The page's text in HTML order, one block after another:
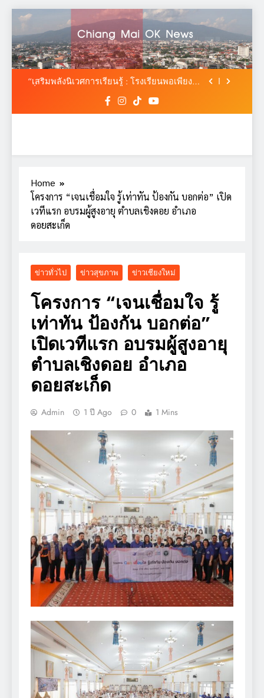
Skip
content
เชียงใหม่จัดอบรมการสร้างจิตสำนึกอนุรักษ์
ทรัพยากรธรรมชาติ เสริมองค์ความรู้–ฝึก
ปฏิบัติการเพาะชำกล้ายางนา ปลูกฝังเยาวชน
และประชาชนสู่การอนุรักษ์อย่างยั่งยืน
สมาพันธ์ SME ไทย ยื่น ‘สมุดปกน้ำเงิน’ ถึง
รัฐบาล ชง 5 วาระปฏิรูป MSME ดัน ‘MSME
Plus’ เป็นวาระแห่งชาติ
“สสจ.เชียงใหม่ ผนึกทุกภาคส่วน สร้าง ‘ชุมชน
ตื่นรู้’ ชู 3 ไม่ 3 ร่วม ป้องกันผลิตภัณฑ์สุขภาพ
ผิดกฎหมาย”
“เสริมพลังนิเวศการเรียนรู้ : โรงเรียนพอเพียง
ของเศรษฐกิจพอเพียง
เชียงใหม่จัดอบรมการสร้างจิตสำนึกอนุรักษ์
ทรัพยากรธรรมชาติ เสริมองค์ความรู้–ฝึก
“สสจ.เชียงใหม่ ผนึกทุกภาคส่วน สร้าง ‘ชุมชน
“เสริมพลังนิเวศการเรียนรู้ : โรงเรียนพอเพียง
เพื่อชีวิต” ยกระดับการเรียนรู้ตามหลักปรัชญา
ของเศรษฐกิจพอเพียง
เชียงใหม่จัดอบรมการสร้างจิตสำนึกอนุรักษ์
ทรัพยากรธรรมชาติ เสริมองค์ความรู้–ฝึก
ปฏิบัติการเพาะชำกล้ายางนา ปลูกฝังเยาวชน
Home
โครงการ “เจนเชื่อมใจ รู้เท่าทัน ป้องกัน บอกต่อ” เปิด
เวทีแรก อบรมผู้สูงอายุ ตำบลเชิงดอย อำเภอ
ดอยสะเก็ด
ข่าวทั่วไป ข่าวสุขภาพ ข่าวเชียงใหม่
โครงการ “เจนเชื่อมใจ รู้
เท่าทัน ป้องกัน บอกต่อ”
เปิดเวทีแรก อบรมผู้สูงอายุ
ตำบลเชิงดอย อำเภอ
ดอยสะเก็ด
Admin 1 ปี Ago 0 1 Mins